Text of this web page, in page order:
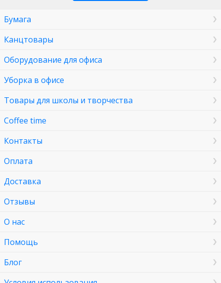
Бумага
Канцтовары
Оборудование для офиса
Уборка в офисе
Товары для школы и творчества
Coffee time
Контакты
Оплата
Доставка
Отзывы
О нас
Помощь
Блог